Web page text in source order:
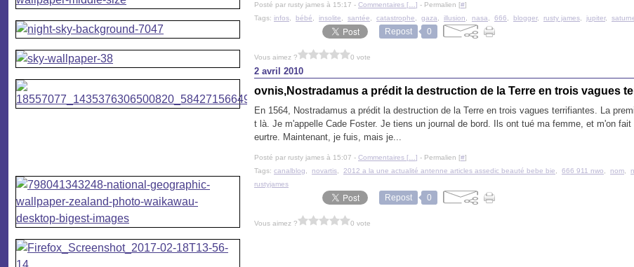
Posté par rusty james à 15:17 - Commentaires [ ] - Permalien [#]
Tags: infos bébé insolite santée catastrophe gaza illusion nasa 666 blogger, rusty james jupiter,
Repost 0
Vous aimez ? 0 vote
2 avril 2010
ovnis,Nostradamus a prédit la destruction de la Terre en trois vagues
En 1564, Nostradamus a prédit la destruction de la Terre en trois vagues terrifiantes. La
t là. Je m'appelle Cade Foster. Je tiens un journal de bord. Ils ont tué ma femme, et m'on fait
eurtre. Maintenant, je fuis, mais je...
Posté par rusty james à 15:07 - Commentaires [ ] - Permalien [#]
Tags: canalblog novartis 2012 a la une actualité antenne articles assedic beauté bebe bie 666 911 nwo nom
rustyjames
Repost 0
Vous aimez ? 0 vote